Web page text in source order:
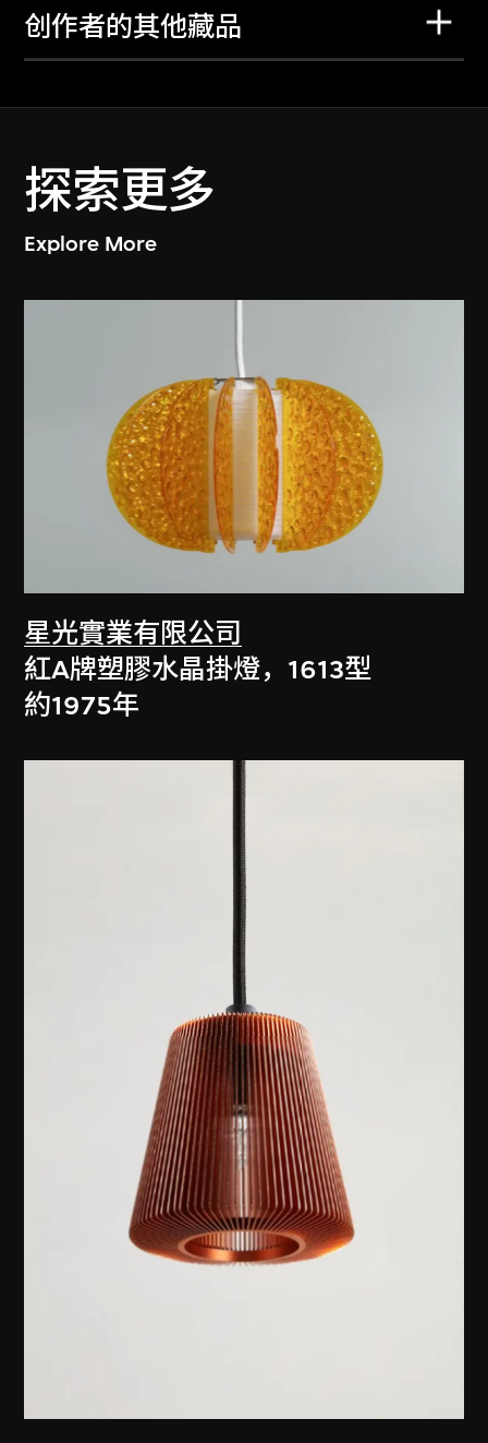
创作者的其他藏品
探索更多
Explore More
星光實業有限公司
紅A牌塑膠水晶掛燈，1613型
約1975年